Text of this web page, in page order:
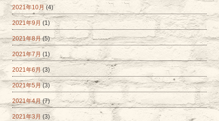
2021年10月 (4)
2021年9月 (1)
2021年8月(5)
2021年7月 (1)
2021年6月(3)
2021年5月 (3)
2021年4月(7)
2021年3月 (3)